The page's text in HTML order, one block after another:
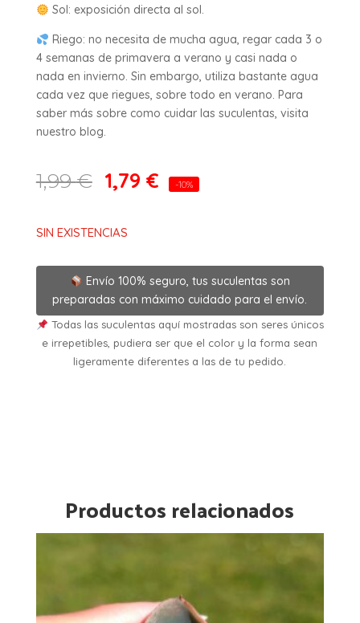
Sol: exposición directa al sol.
Riego: no necesita de mucha agua, regar cada 3 o
4 semanas de primavera a verano y casi nada o
nada en invierno. Sin embargo, utiliza bastante agua
cada vez que riegues, sobre todo en verano. Para
saber más sobre como cuidar las suculentas, visita
nuestro blog.
1,99€ 1,79 € -10%
SIN EXISTENCIAS
Envío 100% seguro, tus suculentas son
preparadas con máximo cuidado para el envío.
Todas las suculentas aquí mostradas son seres únicos
e irrepetibles, pudiera ser que el color y la forma sean
ligeramente diferentes a las de tu pedido.
Productos relacionados